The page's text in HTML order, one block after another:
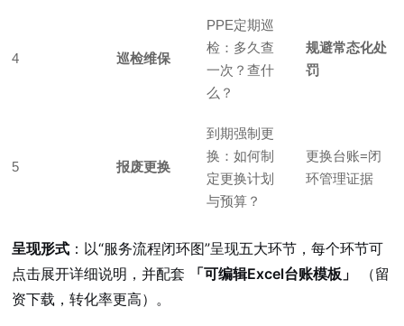
4 巡检维保
PPE定期巡
检：多久查
一次？查什
么？
规避常态化处
罚
5 报废更换
到期强制更
换：如何制
定更换计划
与预算？
更换台账=闭
环管理证据
呈现形式 ：以“服务流程闭环图”呈现五大环节，每个环节可
点击展开详细说明，并配套
「可编辑Excel台账模板」
（留
资下载，转化率更高）。